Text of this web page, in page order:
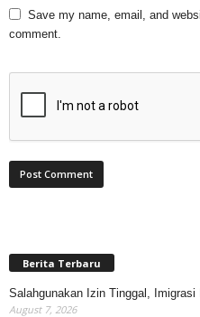
Save my name, email, and
comment.
Berita Terbaru
Salahgunakan Izin Tinggal,
August 7, 2026